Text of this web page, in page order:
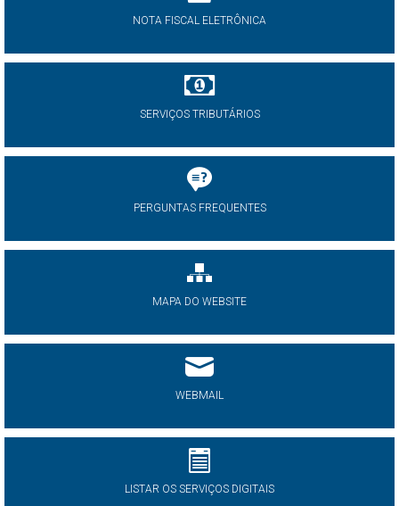
NOTA FISCAL ELETRÔNICA
SERVIÇOS TRIBUTÁRIOS
PERGUNTAS FREQUENTES
MAPA DO WEBSITE
WEBMAIL
LISTAR OS SERVIÇOS DIGITAIS